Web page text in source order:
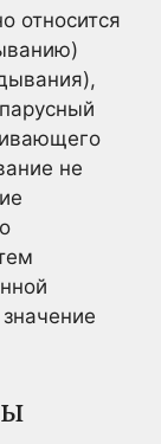
относится
не